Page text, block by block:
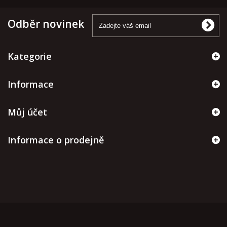
Odběr novinek
Kategorie
Informace
Můj účet
Informace o prodejně